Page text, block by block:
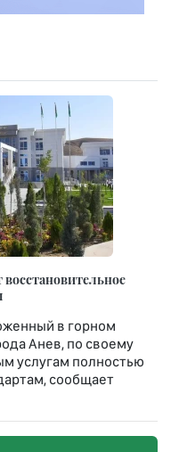
восстановительное
в горном
Анев, по своему
услугам полностью
сообщает